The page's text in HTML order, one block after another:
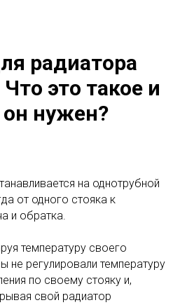
радиатора
это такое и
нужен?
на однотрубной
от одного стояка к
и обратка.
температуру своего
не регулировали температуру
по своему стояку и,
свой радиатор